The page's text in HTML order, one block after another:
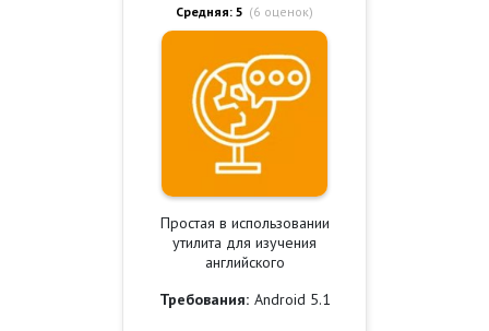
Средняя: 5 (6 оценок)
Простая в использовании
утилита для изучения
английского
Требования: Android 5.1